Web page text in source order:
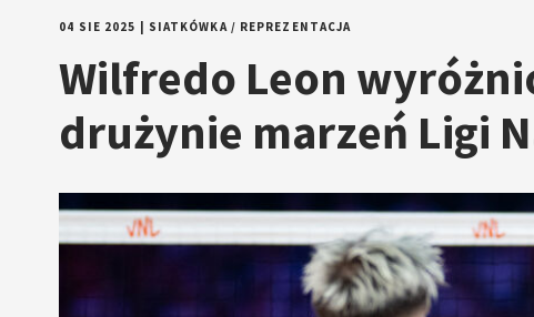
04 SIE 2025 SIATKÓWKA/ REPREZENTACJA
Wilfredo Leon
drużynie marzeń Ligi